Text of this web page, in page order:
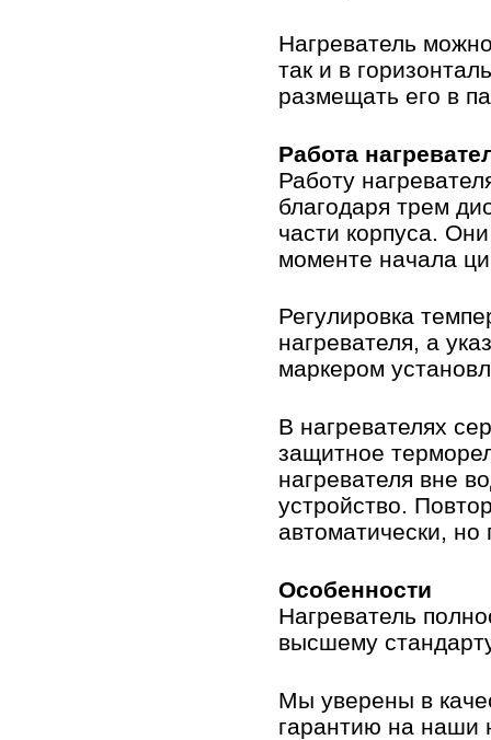
Нагреватель
так и в
размещать его в
Работа
Работу
благодаря трем
части корпуса.
моменте начала
Регулировка
нагревателя, а
маркером
В нагревателях
защитное
нагревателя вне
устройство.
автоматически,
Особенности
Нагреватель
высшему
Мы уверены в
гарантию на наши